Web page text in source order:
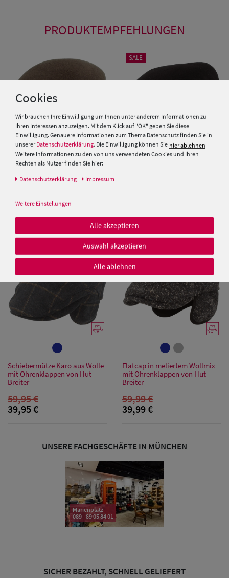
Damen Caps
Damen
Baseball Caps
Damen UV-
Schutz Caps
Bandana Caps
Sonnenschilder
Snapback Caps
Damen Caps
PRODUKTEMPFEHLUNGEN
Knautschbare Schiebermütze
SALE
39,95 €
Schiebermütze Karo aus Wolle
mit Ohrenklappen von Hut-
Breiter
59,95 €
39,95 €
SALE
Flatcap in meliertem Wollmix
mit Ohrenklappen von Hut-
Breiter
59,99 €
39,99 €
UNSERE FACHGESCHÄFTE IN MÜNCHEN
Marienplatz
089 - 89 05 84 01
SICHER BEZAHLT, SCHNELL GELIEFERT
Cookies
Wir brauchen Ihre Einwilligung um Ihnen unter anderem Informationen zu
Ihren Interessen anzuzeigen. Mit dem Klick auf "OK" geben Sie diese
Einwilligung. Genauere Informationen zum Thema Datenschutz finden Sie in
unserer Datenschutzerklärung. Die Einwilligung können Sie hier ablehnen
Weitere Informationen zu den von uns verwendeten Cookies und Ihren
Rechten als Nutzer finden Sie hier:
Daten­schutz­erklärung Impressum
Weitere Einstellungen
Alle akzeptieren
Auswahl akzeptieren
Alle ablehnen